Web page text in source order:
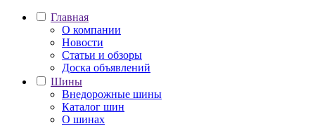
Главная
О компании
Новости
Статьи и обзоры
Доска объявлений
Шины
Внедорожные шины
Каталог шин
О шинах